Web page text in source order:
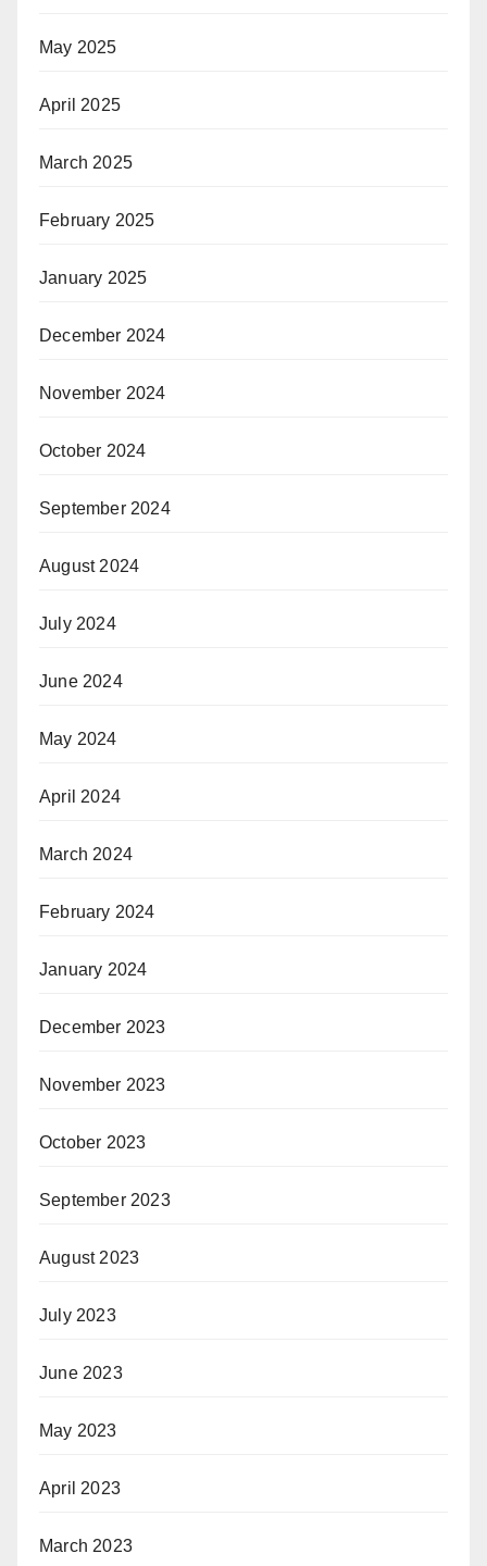
May 2025
April 2025
March 2025
February 2025
January 2025
December 2024
November 2024
October 2024
September 2024
August 2024
July 2024
June 2024
May 2024
April 2024
March 2024
February 2024
January 2024
December 2023
November 2023
October 2023
September 2023
August 2023
July 2023
June 2023
May 2023
April 2023
March 2023